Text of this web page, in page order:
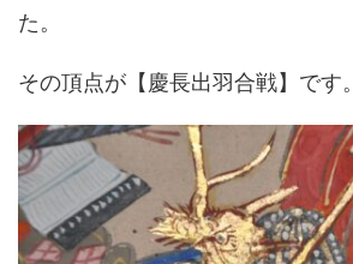
た。
その頂点が【慶長出羽合戦】です。